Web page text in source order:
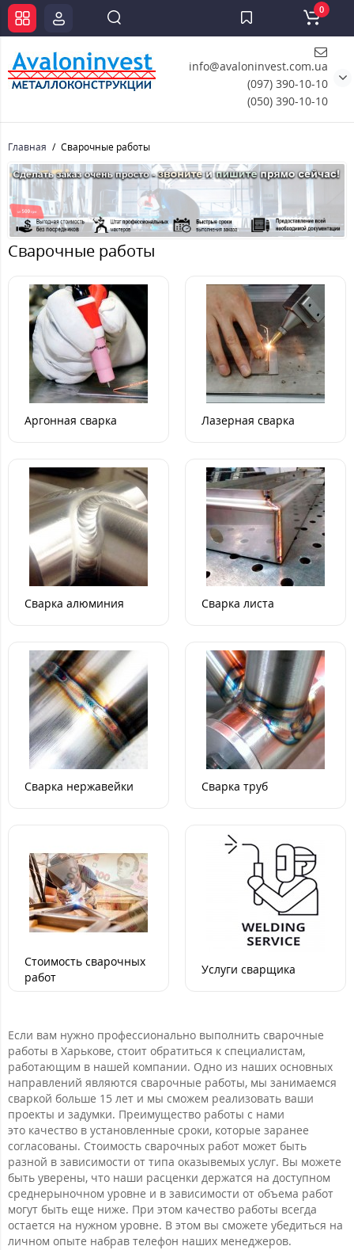
info@avaloninvest.com.ua
(097) 390-10-10
(050) 390-10-10
0
Главная Сварочные работы
Сварочные работы
Аргонная сварка Лазерная сварка
Сварка алюминия Сварка листа
Сварка нержавейки Сварка труб
Стоимость сварочных
работ
Услуги сварщика
Если вам нужно профессионально выполнить сварочные
работы в Харькове, стоит обратиться к специалистам,
работающим в нашей компании. Одно из наших основных
направлений являются сварочные работы, мы занимаемся
сваркой больше 15 лет и мы сможем реализовать ваши
проекты и задумки. Преимущество работы с нами
это качество в установленные сроки, которые заранее
согласованы. Стоимость сварочных работ может быть
разной в зависимости от типа оказывемых услуг. Вы можете
быть уверены, что наши расценки держатся на доступном
среднерыночном уровне и в зависимости от объема работ
могут быть еще ниже. При этом качество работы всегда
остается на нужном уровне. В этом вы сможете убедиться на
личном опыте набрав телефон наших менеджеров.